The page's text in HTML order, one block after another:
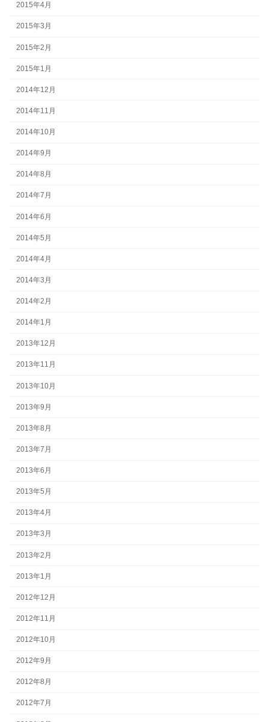
2015年4月
2015年3月
2015年2月
2015年1月
2014年12月
2014年11月
2014年10月
2014年9月
2014年8月
2014年7月
2014年6月
2014年5月
2014年4月
2014年3月
2014年2月
2014年1月
2013年12月
2013年11月
2013年10月
2013年9月
2013年8月
2013年7月
2013年6月
2013年5月
2013年4月
2013年3月
2013年2月
2013年1月
2012年12月
2012年11月
2012年10月
2012年9月
2012年8月
2012年7月